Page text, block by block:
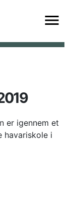
er igennem et
i